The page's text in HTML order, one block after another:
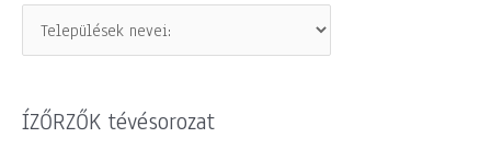
ÍZŐRZŐK tévésorozat